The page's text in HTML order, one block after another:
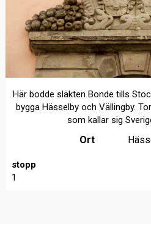
Här bodde släkten Bonde tills
bygga Hässelby och Vällingby.
som kallar sig
Ort
stopp
1